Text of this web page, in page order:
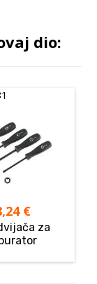
dio:
€
za